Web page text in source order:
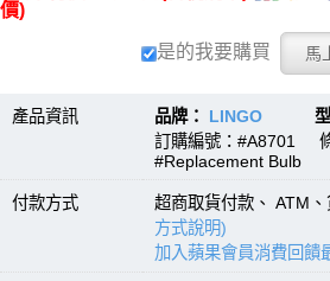
價)
是的我要購買
產品資訊 品牌： LINGO 型號
訂購編號：#A8701
#Replacement Bulb
付款方式 超商取貨付款、 ATM
方式說明)
加入蘋果會員消費回饋